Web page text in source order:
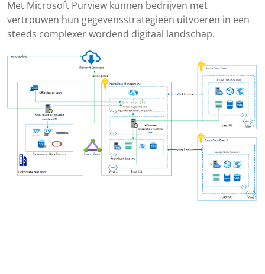
Met Microsoft Purview kunnen bedrijven met
vertrouwen hun gegevensstrategieën uitvoeren in een
steeds complexer wordend digitaal landschap.